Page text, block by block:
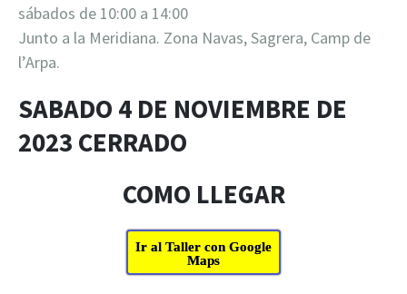
sábados de 10:00 a 14:00
Junto a la Meridiana. Zona Navas, Sagrera, Camp de
l’Arpa.
SABADO 4 DE NOVIEMBRE DE
2023 CERRADO
COMO LLEGAR
Ir al Taller con Google
Maps